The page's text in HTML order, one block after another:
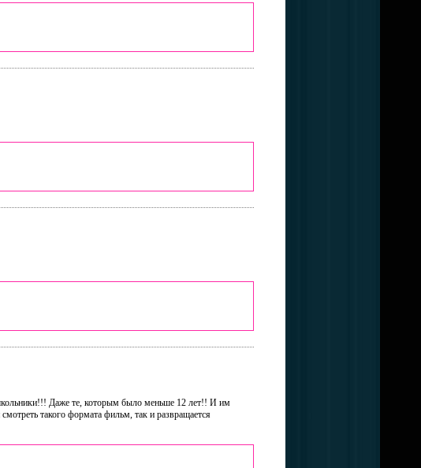
Даже те, которым было меньше 12 лет!! И им
такого формата фильм, так и развращается